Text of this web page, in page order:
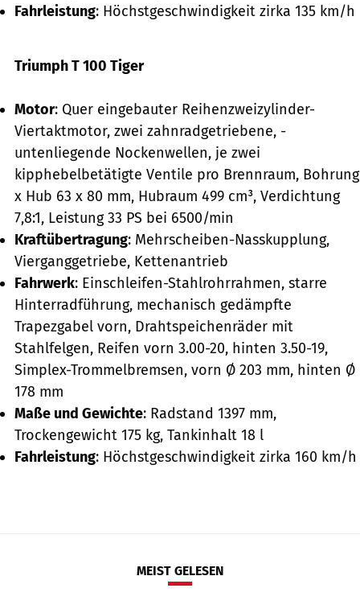
Fahrleistung: Höchstgeschwindigkeit zirka 135 km/h
Triumph T 100 Tiger
Motor: Quer eingebauter Reihenzweizylinder-
Viertaktmotor, zwei zahnradgetriebene, ­
untenliegende Nockenwellen, je zwei
kipphebelbetätigte Ventile pro Brennraum, Bohrung
x Hub 63 x 80 mm, Hubraum 499 cm³, Verdichtung
7,8:1, Leistung 33 PS bei 6500/min
Kraftübertragung: Mehrscheiben-Nasskupplung,
Vierganggetriebe, Kettenantrieb
Fahrwerk: Einschleifen-Stahlrohrrahmen, starre
Hinterradführung, mechanisch gedämpfte
Trapezgabel vorn, Drahtspeichenräder mit
Stahlfelgen, Reifen vorn 3.00-20, hinten 3.50-19,
Simplex-Trommelbremsen, vorn Ø 203 mm, hinten Ø
178 mm
Maße und Gewichte: Radstand 1397 mm,
Trockengewicht 175 kg, Tankinhalt 18 l
Fahrleistung: Höchstgeschwindigkeit zirka 160 km/h
MEIST GELESEN